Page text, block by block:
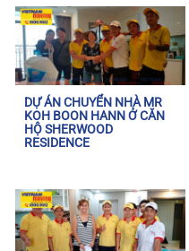
DỰ ÁN CHUYỂN NHÀ MR
KOH BOON HANN Ở CĂN
HỘ SHERWOOD
RESIDENCE